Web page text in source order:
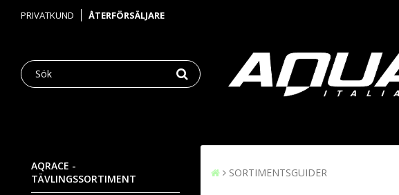
PRIVATKUND ÅTERFÖRSÄLJARE
AQRACE -
TÄVLINGSSORTIMENT
SORTIMENTSGUIDER